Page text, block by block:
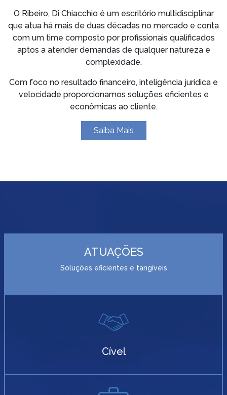
O Ribeiro, Di Chiacchio é um escritório multidisciplinar
que atua há mais de duas décadas no mercado e conta
com um time composto por profissionais qualificados
aptos a atender demandas de qualquer natureza e
complexidade.
Com foco no resultado financeiro, inteligência jurídica e
velocidade proporcionamos soluções eficientes e
econômicas ao cliente.
Saiba Mais
ATUAÇÕES
Soluções eficientes e tangíveis
Cível